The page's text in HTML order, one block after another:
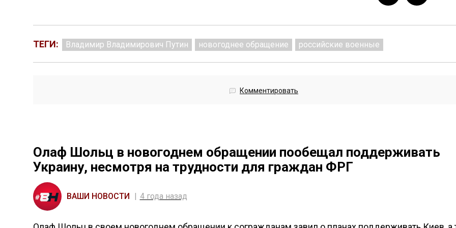
ТЕГИ: Владимир Владимирович Путин новогоднее обращение российские военные
Комментировать
Олаф Шольц в новогоднем обращении пообещал поддерживать
Украину, несмотря на трудности для граждан ФРГ
ВАШИ НОВОСТИ 4 года назад